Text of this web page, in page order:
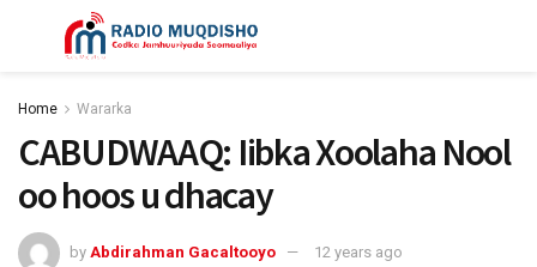
Home Wararka
CABUDWAAQ: Iibka Xoolaha Nool
oo hoos u dhacay
by Abdirahman Gacaltooyo 12 years ago